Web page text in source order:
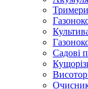
Садові